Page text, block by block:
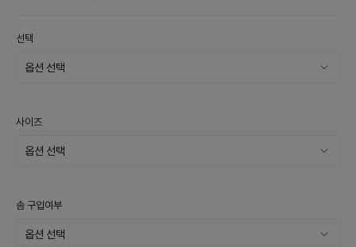
선택
사이즈
솜 구입여부